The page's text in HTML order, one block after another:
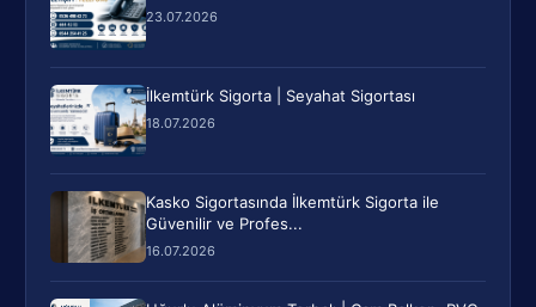
23.07.2026
İlkemtürk Sigorta | Seyahat Sigortası
18.07.2026
Kasko Sigortasında İlkemtürk Sigorta ile
Güvenilir ve Profes...
16.07.2026